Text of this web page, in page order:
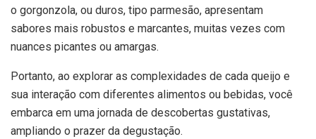
o gorgonzola, ou duros, tipo parmesão, apresentam
sabores mais robustos e marcantes, muitas vezes com
nuances picantes ou amargas.
Portanto, ao explorar as complexidades de cada queijo e
sua interação com diferentes alimentos ou bebidas, você
embarca em uma jornada de descobertas gustativas,
ampliando o prazer da degustação.